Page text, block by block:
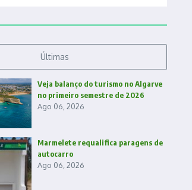
Últimas
Veja balanço do turismo no Algarve
no primeiro semestre de 2026
Ago 06, 2026
Marmelete requalifica paragens de
autocarro
Ago 06, 2026